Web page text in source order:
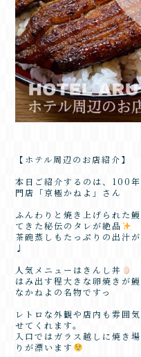
【ホテル周辺のお店紹介】
本日ご紹介するのは、100
門店「京極かねよ」さん
ふんわりと焼き上げられた
てきた秘伝のタレが絶品
茶碗蒸しもたっぷりの出汁
♩
人気メニューはきんし丼
はみ出す程大きな卵焼きが
なかねよの名物ですっ
レトロな外観や店内も雰囲
せてくれます。
入口ではガラス越しに焼き
りが漂います